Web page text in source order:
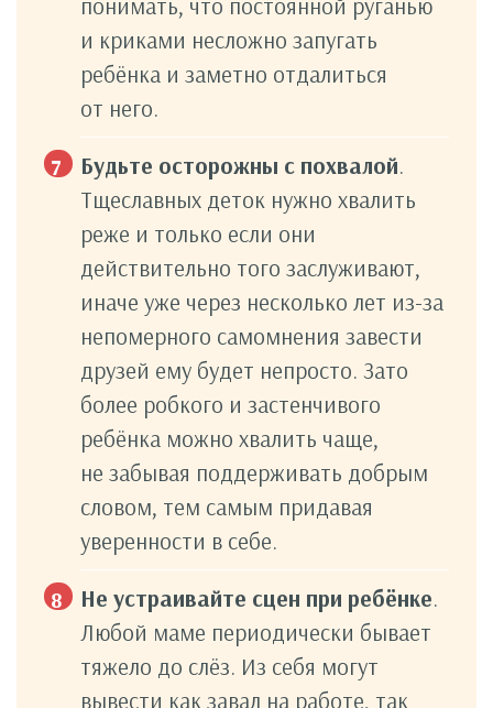
и криками несложно запугать
ребёнка и заметно отдалиться
от него.
Будьте осторожны с похвалой.
Тщеславных деток нужно хвалить
реже и только если они
действительно того заслуживают,
иначе уже через несколько лет из-за
непомерного самомнения завести
друзей ему будет непросто. Зато
более робкого и застенчивого
ребёнка можно хвалить чаще,
не забывая поддерживать добрым
словом, тем самым придавая
уверенности в себе.
Не устраивайте сцен при ребёнке.
Любой маме периодически бывает
тяжело до слёз. Из себя могут
вывести как завал на работе, так